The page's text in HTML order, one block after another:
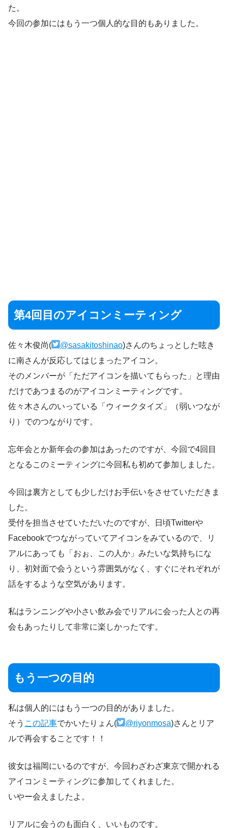
た。
今回の参加にはもう一つ個人的な目的もありました。
第4回目のアイコンミーティング
佐々木俊尚( @sasakitoshinao)さんのちょっとした呟き
に南さんが反応してはじまったアイコン。
そのメンバーが「ただアイコンを描いてもらった」と理由
だけであつまるのがアイコンミーティングです。
佐々木さんのいっている「ウィークタイズ」（弱いつなが
り）でのつながりです。
忘年会とか新年会の参加はあったのですが、今回で4回目
となるこのミーティングに今回私も初めて参加しました。
今回は裏方としても少しだけお手伝いをさせていただきま
した。
受付を担当させていただいたのですが、日頃Twitterや
Facebookでつながっていてアイコンをみているので、リ
アルにあっても「おぉ、この人か」みたいな気持ちにな
り、初対面で会うという雰囲気がなく、すぐにそれぞれが
話をするような空気があります。
私はランニングや小さい飲み会でリアルに会った人との再
会もあったりして非常に楽しかったです。
もう一つの目的
私は個人的にはもう一つの目的がありました。
そう この記事でかいたりょん( @riyonmosa)さんとリア
ルで再会することです！！
彼女は福岡にいるのですが、今回わざわざ東京で開かれる
アイコンミーティングに参加してくれました。
いやー会えましたよ。
リアルに会うのも面白く、いいものです。